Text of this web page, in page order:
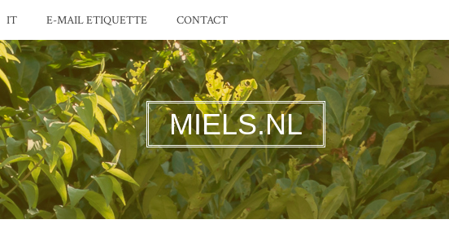
IT E-MAIL ETIQUETTE CONTACT
MIELS.NL